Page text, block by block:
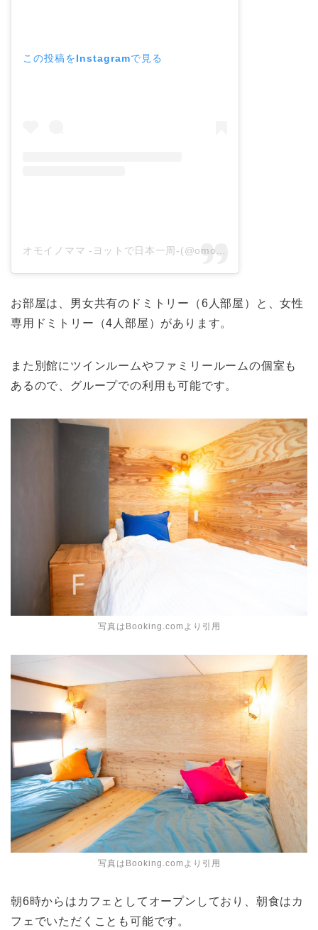
この投稿をInstagramで見る
お部屋は、男女共有のドミトリー（6人部屋）と、女性
専用ドミトリー（4人部屋）があります。
また別館にツインルームやファミリールームの個室も
あるので、グループでの利用も可能です。
写真はBooking.comより引用
写真はBooking.comより引用
朝6時からはカフェとしてオープンしており、朝食はカ
フェでいただくことも可能です。